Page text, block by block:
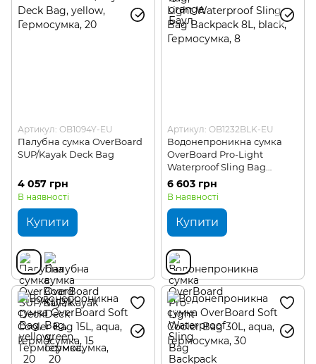
Артикул: OB1094Y-EU
Палубна сумка OverBoard
SUP/Kayak Deck Bag
4 057 грн
В наявності
Купити
Артикул: OB1232BLK-EU
Водонепроникна сумка
OverBoard Pro-Light
Waterproof Sling Bag
Backpack 8L
6 603 грн
В наявності
Купити